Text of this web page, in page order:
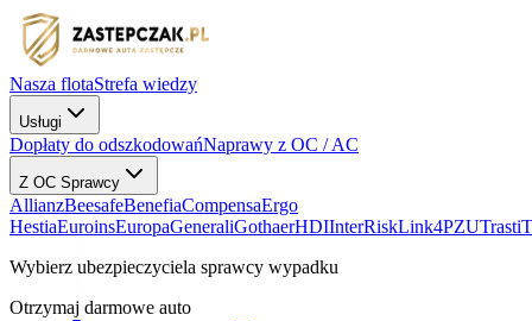
Nasza flotaStrefa wiedzy
Usługi
Dopłaty do odszkodowańNaprawy z OC / AC
Z OC Sprawcy
AllianzBeesafeBenefiaCompensaErgo
HestiaEuroinsEuropaGeneraliGothaerHDIInterRiskLink4PZUTrasti
Wybierz ubezpieczyciela sprawcy wypadku
Otrzymaj darmowe auto